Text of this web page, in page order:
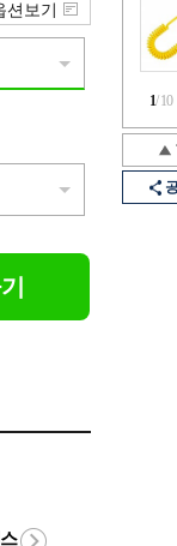
1/10
션보기